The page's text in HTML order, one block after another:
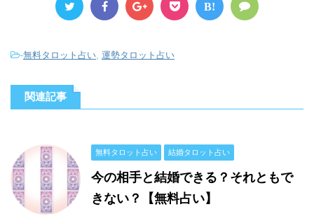
B!
-無料タロット占い, 運勢タロット占い
関連記事
無料タロット占い 結婚タロット占い
今の相手と結婚できる？それともで
きない？【無料占い】